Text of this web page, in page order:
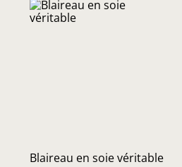
Blaireau en soie véritable